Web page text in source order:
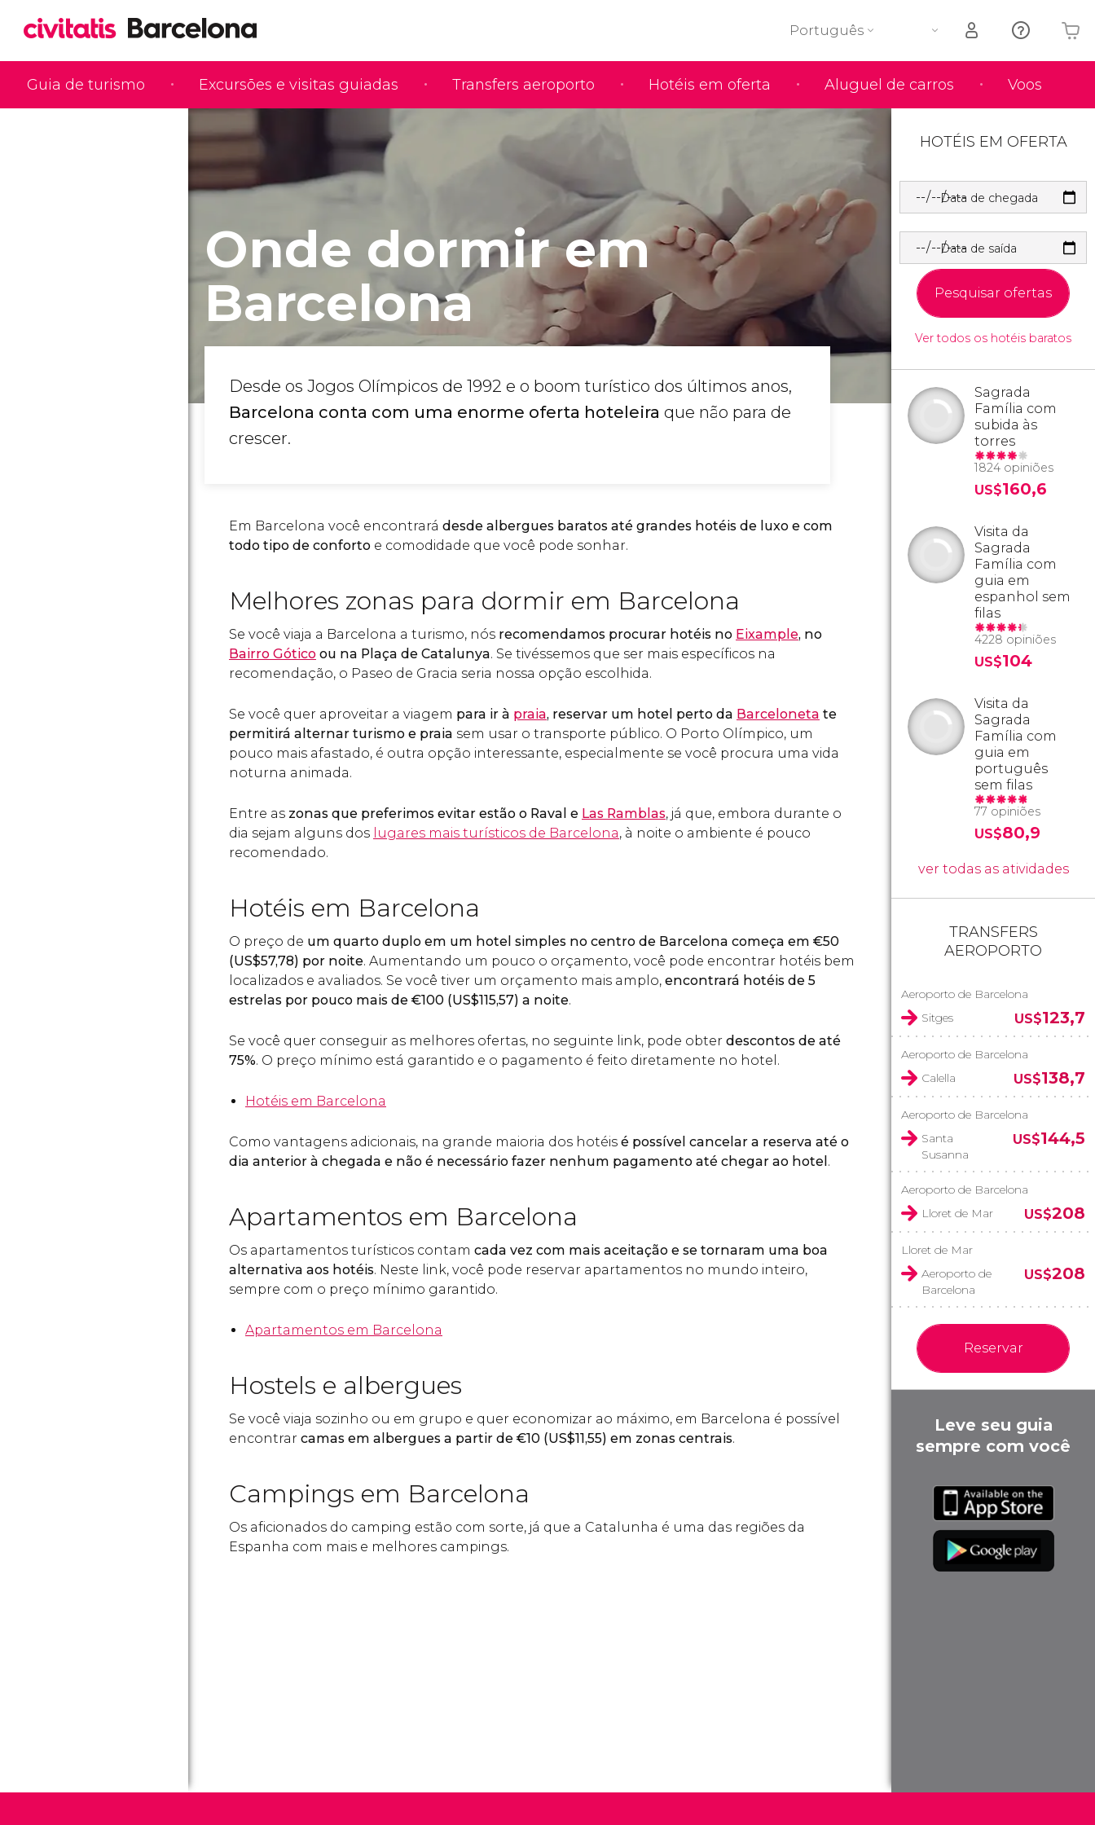
Guia de turismo Excursões e visitas guiadas Transfers aeroporto Hotéis em oferta Aluguel de carros Voos
Português
O seu carrinho está vazio
Onde dormir em
Barcelona
Desde os Jogos Olímpicos de 1992 e o boom turístico dos últimos anos,
Barcelona conta com uma enorme oferta hoteleira que não para de
crescer.
Em Barcelona você encontrará desde albergues baratos até grandes hotéis de luxo e com
todo tipo de conforto e comodidade que você pode sonhar.
Melhores zonas para dormir em Barcelona
Se você viaja a Barcelona a turismo, nós recomendamos procurar hotéis no Eixample, no
Bairro Gótico ou na Plaça de Catalunya. Se tivéssemos que ser mais específicos na
recomendação, o Paseo de Gracia seria nossa opção escolhida.
Se você quer aproveitar a viagem para ir à praia, reservar um hotel perto da Barceloneta te
permitirá alternar turismo e praia sem usar o transporte público. O Porto Olímpico, um
pouco mais afastado, é outra opção interessante, especialmente se você procura uma vida
noturna animada.
Entre as zonas que preferimos evitar estão o Raval e Las Ramblas, já que, embora durante o
dia sejam alguns dos lugares mais turísticos de Barcelona, à noite o ambiente é pouco
recomendado.
Hotéis em Barcelona
O preço de um quarto duplo em um hotel simples no centro de Barcelona começa em €50
(US$57,78) por noite. Aumentando um pouco o orçamento, você pode encontrar hotéis bem
localizados e avaliados. Se você tiver um orçamento mais amplo, encontrará hotéis de 5
estrelas por pouco mais de €100 (US$115,57) a noite.
Se você quer conseguir as melhores ofertas, no seguinte link, pode obter descontos de até
75%. O preço mínimo está garantido e o pagamento é feito diretamente no hotel.
Hotéis em Barcelona
Como vantagens adicionais, na grande maioria dos hotéis é possível cancelar a reserva até o
dia anterior à chegada e não é necessário fazer nenhum pagamento até chegar ao hotel .
Apartamentos em Barcelona
Os apartamentos turísticos contam cada vez com mais aceitação e se tornaram uma boa
alternativa aos hotéis. Neste link, você pode reservar apartamentos no mundo inteiro,
sempre com o preço mínimo garantido.
Apartamentos em Barcelona
Hostels e albergues
Se você viaja sozinho ou em grupo e quer economizar ao máximo, em Barcelona é possível
encontrar camas em albergues a partir de €10 (US$11,55) em zonas centrais.
Campings em Barcelona
Os aficionados do camping estão com sorte, já que a Catalunha é uma das regiões da
Espanha com mais e melhores campings.
HOTÉIS EM OFERTA
Data de chegada
Data de saída
Pesquisar ofertas
Ver todos os hotéis baratos
Sagrada
Família com
subida às
torres
1824 opiniões
US$160,6
Visita da
Sagrada
Família com
guia em
espanhol sem
filas
4228 opiniões
US$104
Visita da
Sagrada
Família com
guia em
português
sem filas
77 opiniões
US$80,9
ver todas as atividades
TRANSFERS
AEROPORTO
Aeroporto de Barcelona
Sitges
US$123,7
Aeroporto de Barcelona
Calella
US$138,7
Aeroporto de Barcelona
Santa
Susanna
US$144,5
Aeroporto de Barcelona
Lloret de Mar
US$208
Lloret de Mar
Aeroporto de
Barcelona
US$208
Reservar
Leve seu guia
sempre com você